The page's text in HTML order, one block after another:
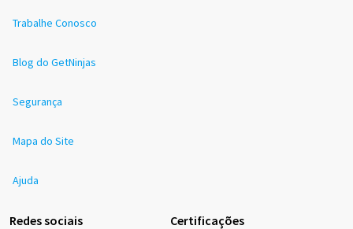
Trabalhe Conosco
Blog do GetNinjas
Segurança
Mapa do Site
Ajuda
Redes sociais Certificações